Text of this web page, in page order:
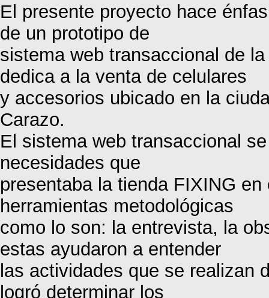
El presente proyecto hace
de un prototipo de
sistema web transaccional de
dedica a la venta de celulares
y accesorios ubicado en la
Carazo.
El sistema web transaccional
necesidades que
presentaba la tienda FIXING
herramientas metodológicas
como lo son: la entrevista, la
estas ayudaron a entender
las actividades que se realizan
logró determinar los